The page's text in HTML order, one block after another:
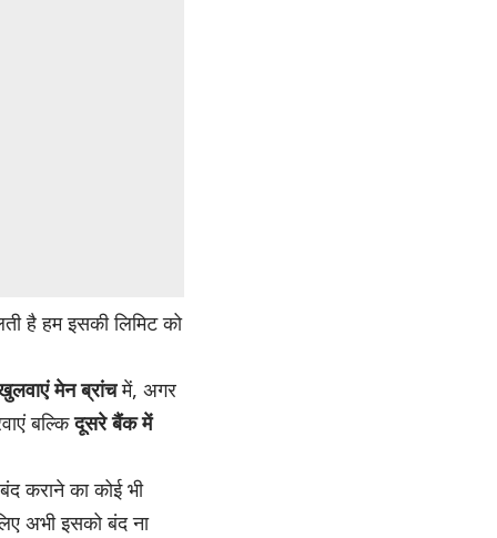
है हम इसकी लिमिट को
मेन ब्रांचमें, अगर
बल्किदूसरे बैंक में
कराने का कोई भी
अभी इसको बंद ना